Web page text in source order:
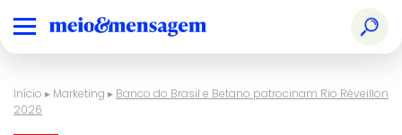
Início ▸ Marketing ▸ Banco do Brasil e Betano patrocinam Rio Réveillon
2026